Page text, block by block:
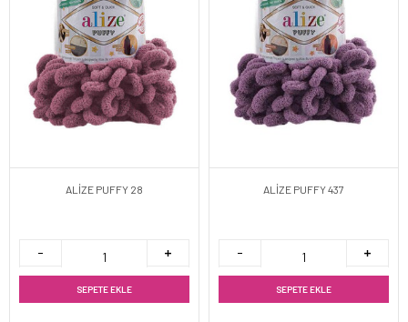
ALİZE PUFFY 28
SEPETE EKLE
ALİZE PUFFY 437
SEPETE EKLE